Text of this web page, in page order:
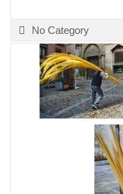
No Category